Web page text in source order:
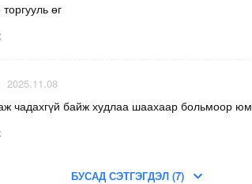
өг
2025.11.08
чадахгүй байж худлаа шаахаар больмоор юм
БУСАД СЭТГЭГДЭЛ (7)